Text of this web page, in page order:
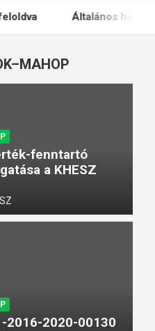
Általános horgászati és
a
fenntartó
a KHESZ
2016-2020-00130